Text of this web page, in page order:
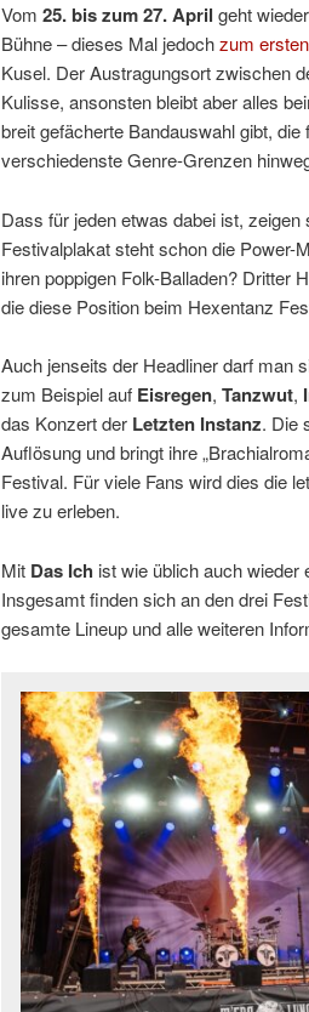
Vom 25. bis zum 27. April geht
Bühne – dieses Mal jedochzum
Kusel. Der Austragungsort zwischen
Kulisse, ansonsten bleibt aber alles
breit gefächerte Bandauswahl gibt,
verschiedenste Genre-Grenzen
Dass für jeden etwas dabei ist,
Festivalplakat steht schon die Power-
ihren poppigen Folk-Balladen? Dritter
die diese Position beim Hexentanz
Auch jenseits der Headliner darf man
zum Beispiel auf Eisregen, Tanzwut,
das Konzert der Letzten Instanz. Die
Auflösung und bringt ihre
Festival. Für viele Fans wird dies die
live zu erleben.
Mit Das Ich ist wie üblich auch wieder
Insgesamt finden sich an den drei
gesamte Lineup und alle weiteren